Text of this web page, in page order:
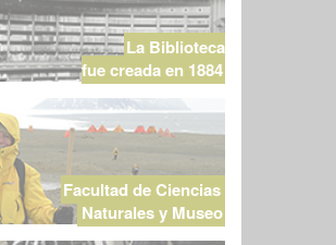
La Biblioteca
fue creada en 1884
Facultad de Ciencias
Naturales y Museo